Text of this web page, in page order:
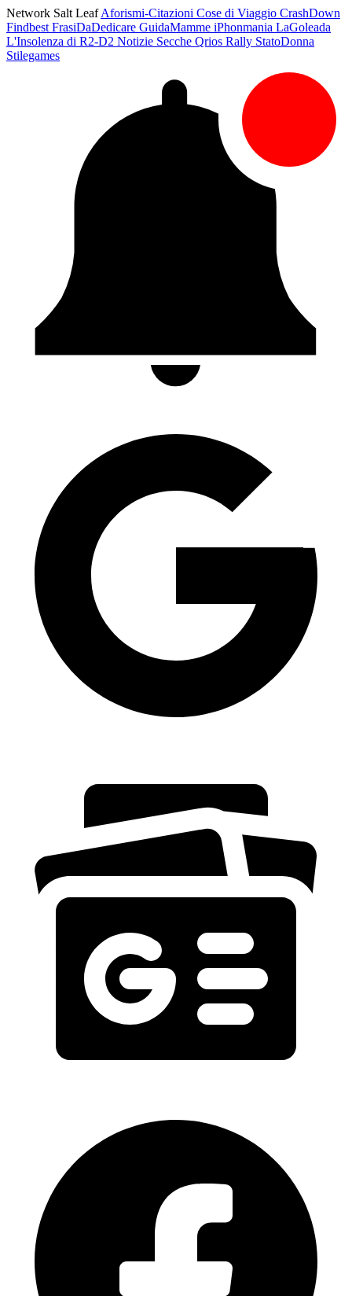
Network Salt LeafAforismi-Citazioni Cose di Viaggio CrashDown
Findbest FrasiDaDedicare GuidaMamme iPhonmania LaGoleada
L'Insolenza di R2-D2 Notizie Secche Qrios Rally StatoDonna
Stilegames